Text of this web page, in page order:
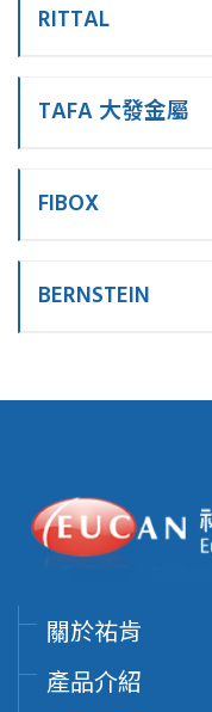
RITTAL
TAFA 大發金屬
FIBOX
BERNSTEIN
關於祐肯
產品介紹